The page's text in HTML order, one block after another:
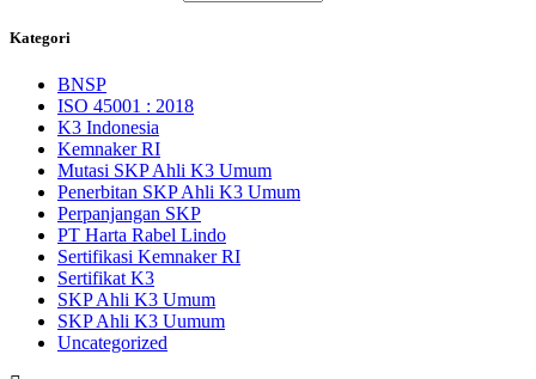
Kategori
BNSP
ISO 45001 : 2018
K3 Indonesia
Kemnaker RI
Mutasi SKP Ahli K3 Umum
Penerbitan SKP Ahli K3 Umum
Perpanjangan SKP
PT Harta Rabel Lindo
Sertifikasi Kemnaker RI
Sertifikat K3
SKP Ahli K3 Umum
SKP Ahli K3 Uumum
Uncategorized